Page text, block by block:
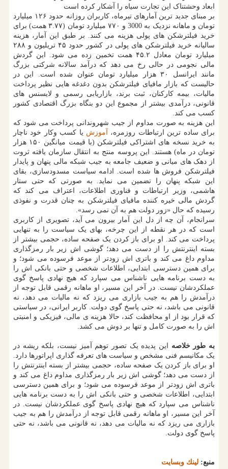
ابعاد وحشتناک این تجارت سیاه را آشکار کرده است
بر مبنای جدید ترین آمارهای تیرماه، کاربران روزانه حدود ۱۲۶ میلیارد
تومان و ماهانه نزدیک به 3000 و ۷۷۰ میلیارد تومان (۳.۷۷ همت) برای
خرید فیلترشکن های پولی هزینه می کنند. بر طبق این آمار، هزینه
سالیانه خرید فیلترشکن های پولی در کشور حدود ۴۵ تریلیون و ۲۸۸
میلیارد تومان معادل ۴۵.۲ همت تخمین زده می شود. این گردش
مالی نجومی در حالی رخ می دهد که درآمد سالانه شرکتی بزرگ
مانند ایرانسل ۳۰ هزار میلیارد تومان عنوان شده است. این در
حالیست که بازار مافیای فیلترشکن بدون دغدغه هایی نظیر پرداخت
مالیات، بیمه کارکنان، ثبت برند، بازاریابی رسمی و لایسنس های
قانونی، درآمدی بیشتر از مجموع این دو بنگاه بزرگ اقتصادی کشور
کسب می کند.
این هزینه به صورت مداوم از جیب شهروندانی پرداخت می شود که
برای ساده ترین ارتباطات روزمره، آموزش یا کسب وکار خود ناچار
به خرید نسخه های اشتراکی فیلترشکن (با قیمت میانگین ۱۵۰ هزار
تومان در ماه) هستند. این پروسه منتج به انتقال سازمان یافته ثروت
از دهک های میانی و ضعیف جامعه به جیب شبکه مالی پنهان و پایدار
فیلترشکن فروش ها شده است. ادامه سیاست مسدودسازی، بقای
این شبکه پنهان را تضمین می نماید. به صورتی که حتی ستار
هاشمی، وزیر ارتباطات و فناوری اطلاعات، اعتراف می کند که
گردش مالی خیره کننده مافیای فیلترشکن به چنان قدرت و نفوذی
رسیده که حال «زور دولت هم به آن نمی رسد».
سرانجام، آن چه از دل این آمار بیرون می آید، تصویری از کاربری
است که در هر نقطه از این چرخه، بهای یک سیاست را به تنهایی
پرداخت می کند. او برای باز کردن یک صفحه ساده، حجمی بیشتر از
بسته اینترنتش را از دست می دهد؛ گوشی اش زیر بار رمزگذاری
مداوم داغ می کند و باتری اش زودتر از موعد فرسوده می شود؛ و
برای همین دسترسی ابتدایی، اطلاعات شخصی و حتی بانکی اش را
به دست برنامه هایی ناشناس می سپارد که هیچ نهادی پاسخ گوی
عملکردشان نیست. در آخر این مسیر، او ماهانه رقمی قابل توجه از
درآمدش را هم به جیب بازاری می ریزد که نه مالیات می دهد، نه
قانونی می باشد، نه حتی پاسخ گوی دولت. کاربر ایرانی، در سیاستی
که قرار بود از او محافظت کند، حالا هزینه ی مالی، فیزیکی و امنیتی
اش را به صورت کامل و تنها بر دوش می کشد.
به طور خلاصه این پدیده یک تصور توهم آمیز نیست، بلکه ریشه در
یک مکانیسم فنی مشخص و سیاست های تعرفه گذاری اپراتورها دارد.
او برای باز کردن یک صفحه ساده، حجمی بیشتر از بسته اینترنتش را
از دست می دهد؛ گوشی اش زیر بار رمزگذاری مداوم داغ می کند و
باتری اش زودتر از موعد فرسوده می شود؛ و برای همین دسترسی
ابتدایی، اطلاعات شخصی و حتی بانکی اش را به دست برنامه هایی
ناشناس می سپارد که هیچ نهادی پاسخ گوی عملکردشان نیست. در
آخر این مسیر، او ماهانه رقمی قابل توجه از درآمدش را هم به جیب
بازاری می ریزد که نه مالیات می دهد، نه قانونی می باشد، نه حتی
پاسخ گوی دولت.
منبع: لینك وبسایت